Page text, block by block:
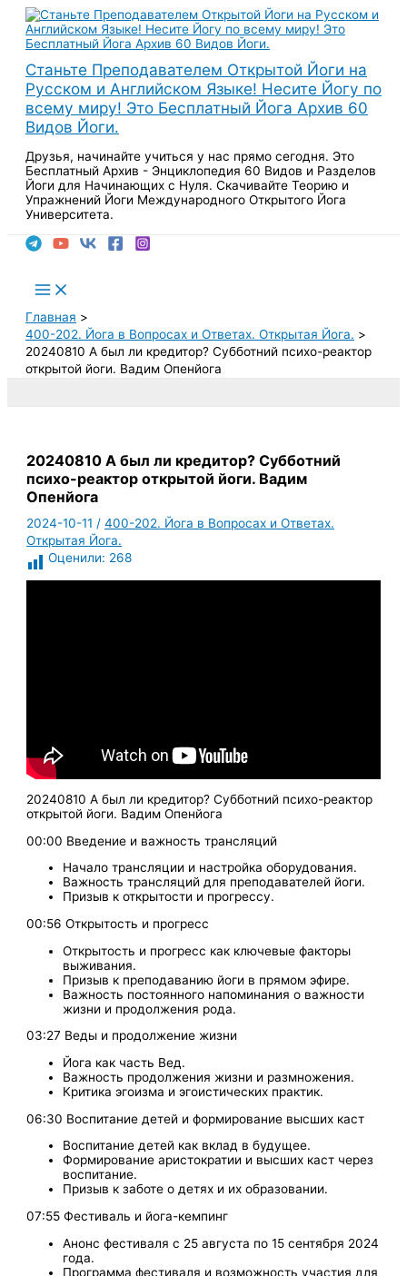
Перейти
содержимому
Станьте Преподавателем Открытой Йоги на
Русском и Английском Языке! Несите Йогу по
всему миру! Это Бесплатный Йога Архив 60
Видов Йоги.
Друзья, начинайте учиться у нас прямо сегодня. Это
Бесплатный Архив - Энциклопедия 60 Видов и Разделов
Йоги для Начинающих с Нуля. Скачивайте Теорию и
Упражнений Йоги Международного Открытого Йога
Университета.
Main
Menu
Главная
400-202. Йога в Вопросах и Ответах. Открытая Йога.
20240810 А был ли кредитор? Субботний психо-реактор
открытой йоги. Вадим Опенйога
20240810 А был ли кредитор? Субботний
психо-реактор открытой йоги. Вадим
Опенйога
2024-10-11/400-202. Йога в Вопросах и Ответах.
Открытая Йога.
Оценили: 268
20240810 А был ли кредитор? Субботний психо-реактор
открытой йоги. Вадим Опенйога
00:00 Введение и важность трансляций
Начало трансляции и настройка оборудования.
Важность трансляций для преподавателей йоги.
Призыв к открытости и прогрессу.
00:56 Открытость и прогресс
Открытость и прогресс как ключевые факторы
выживания.
Призыв к преподаванию йоги в прямом эфире.
Важность постоянного напоминания о важности
жизни и продолжения рода.
03:27 Веды и продолжение жизни
Йога как часть Вед.
Важность продолжения жизни и размножения.
Критика эгоизма и эгоистических практик.
06:30 Воспитание детей и формирование высших каст
Воспитание детей как вклад в будущее.
Формирование аристократии и высших каст через
воспитание.
Призыв к заботе о детях и их образовании.
07:55 Фестиваль и йога-кемпинг
Анонс фестиваля с 25 августа по 15 сентября 2024
года.
Программа фестиваля и возможность участия для